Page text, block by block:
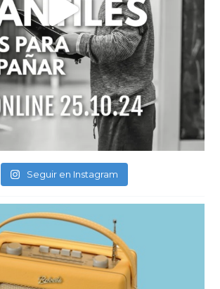
Seguir en Instagram